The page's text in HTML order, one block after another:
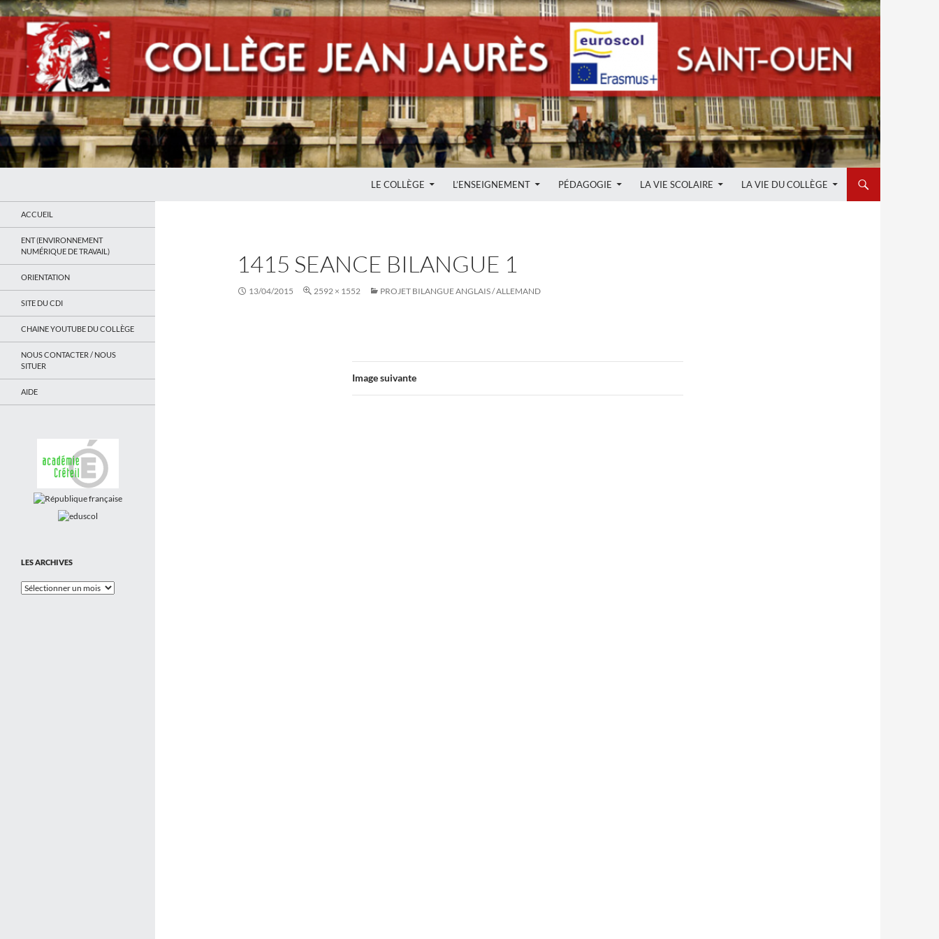
LE COLLÈGE L’ENSEIGNEMENT PÉDAGOGIE LA VIE SCOLAIRE LA VIE DU COLLÈGE
1415 SEANCE BILANGUE 1
13/04/2015 2592 × 1552 PROJET BILANGUE ANGLAIS / ALLEMAND
Image suivante
ACCUEIL
ENT (ENVIRONNEMENT
NUMÉRIQUE DE TRAVAIL)
ORIENTATION
SITE DU CDI
CHAINE YOUTUBE DU COLLÈGE
NOUS CONTACTER / NOUS
SITUER
AIDE
LES ARCHIVES
Les